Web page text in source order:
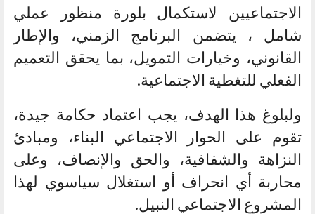
الاجتماعيين لاستكمال بلورة منظور عملي
شامل ، يتضمن البرنامج الزمني، والإطار
القانوني، وخيارات التمويل، بما يحقق التعميم
الفعلي للتغطية الاجتماعية.
ولبلوغ هذا الهدف، يجب اعتماد حكامة جيدة،
تقوم على الحوار الاجتماعي البناء، ومبادئ
النزاهة والشفافية، والحق والإنصاف، وعلى
محاربة أي انحراف أو استغلال سياسوي لهذا
المشروع الاجتماعي النبيل.